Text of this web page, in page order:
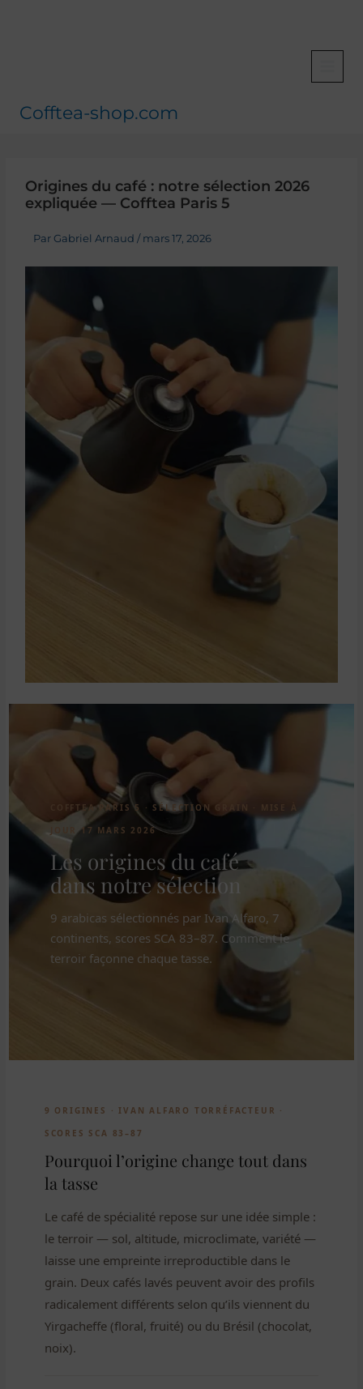
Cofftea-shop.com
Origines du café : notre sélection 2026
expliquée — Cofftea Paris 5
Par Gabriel Arnaud / mars 17, 2026
COFFTEA PARIS 5 · SÉLECTION GRAIN · MISE À
JOUR 17 MARS 2026
Les origines du café
dans notre sélection
9 arabicas sélectionnés par Ivan Alfaro, 7
continents, scores SCA 83–87. Comment le
terroir façonne chaque tasse.
9 ORIGINES · IVAN ALFARO TORRÉFACTEUR ·
SCORES SCA 83–87
Pourquoi l’origine change tout dans
la tasse
Le café de spécialité repose sur une idée simple :
le terroir — sol, altitude, microclimate, variété —
laisse une empreinte irreproductible dans le
grain. Deux cafés lavés peuvent avoir des profils
radicalement différents selon qu’ils viennent du
Yirgacheffe (floral, fruité) ou du Brésil (chocolat,
noix).